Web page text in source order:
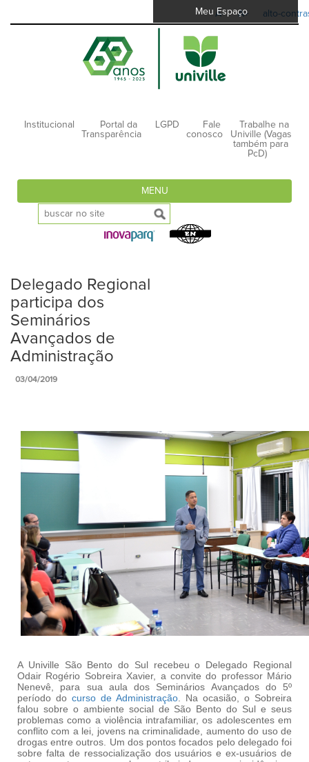
A- A+ alto-
Meu Espaço
Institucional
Portal da
Transparência
LGPD
Fale
conosco
Trabalhe na
Univille (Vagas
também para
PcD)
MENU
Delegado Regional
participa dos
Seminários
Avançados de
Administração
03/04/2019
A Univille São Bento do Sul recebeu o Delegado Regional
Odair Rogério Sobreira Xavier, a convite do professor Mário
Nenevê, para sua aula dos Seminários Avançados do 5º
período do curso de Administração . Na ocasião, o Sobreira
falou sobre o ambiente social de São Bento do Sul e seus
problemas como a violência intrafamiliar, os adolescentes em
conflito com a lei, jovens na criminalidade, aumento do uso de
drogas entre outros. Um dos pontos focados pelo delegado foi
sobre falta de ressocialização dos usuários e ex-usuários de